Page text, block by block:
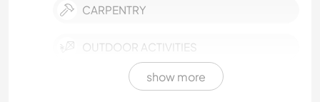
CARPENTRY
OUTDOOR ACTIVITIES
YOGA / WELLNESS
show more